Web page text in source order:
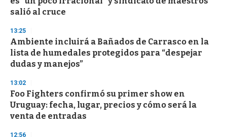
salió al cruce
13:25
Ambiente incluirá a Bañados de Carrasco en la
lista de humedales protegidos para “despejar
dudas y manejos”
13:02
Foo Fighters confirmó su primer show en
Uruguay: fecha, lugar, precios y cómo será la
venta de entradas
12:56